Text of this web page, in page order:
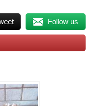
Follow us